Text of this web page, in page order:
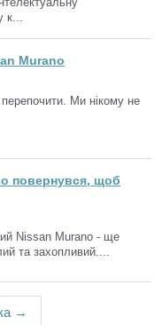
к...
Murano
перепочити. Ми нікому не
повернувся, щоб
Nissan Murano - ще
та захопливий....
→